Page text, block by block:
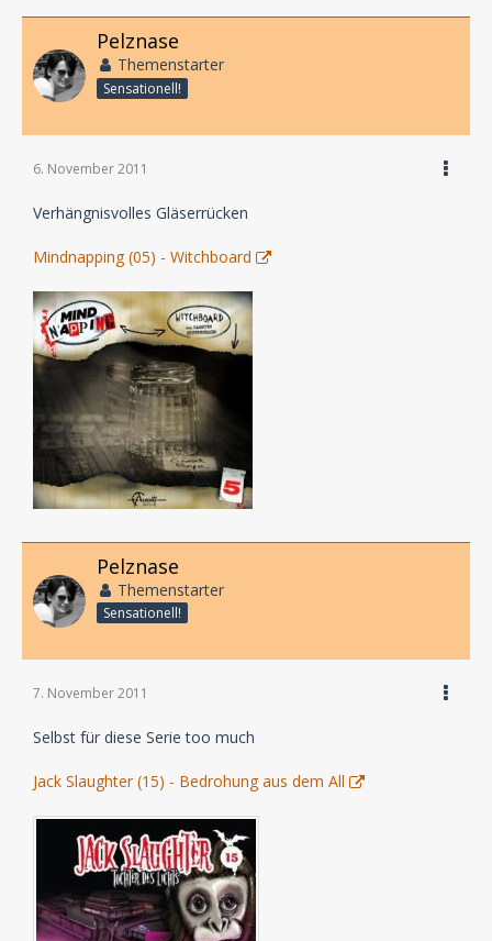
Pelznase
Themenstarter
Sensationell!
6. November 2011
Verhängnisvolles Gläserrücken
Mindnapping (05) - Witchboard
Pelznase
Themenstarter
Sensationell!
7. November 2011
Selbst für diese Serie too much
Jack Slaughter (15) - Bedrohung aus dem All